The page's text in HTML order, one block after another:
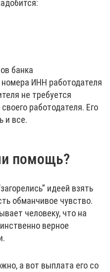
банка
ИНН работодателя
не требуется
работодателя. Его
и все.
помощь?
идеей взять
обманчивое чувство.
человеку, что на
верное
а вот выплата его со